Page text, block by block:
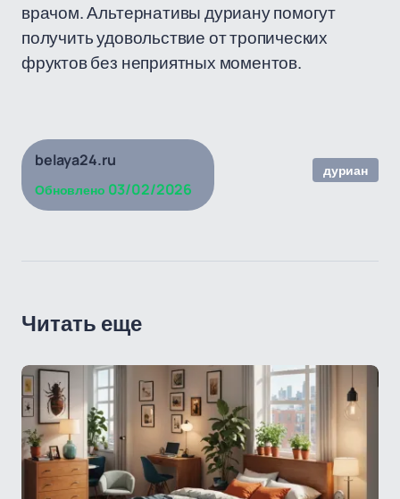
врачом. Альтернативы дуриану помогут
получить удовольствие от тропических
фруктов без неприятных моментов.
belaya24.ru
Обновлено 03/02/2026
дуриан
Читать еще